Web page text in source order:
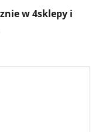
w 4sklepy i